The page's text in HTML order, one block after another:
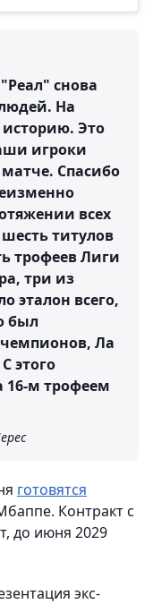
снова
На
Это
игроки
Спасибо
всех
титулов
трофеев Лиги
три из
эталон всего,
был
Ла
этого
16-м трофеем
готовятся
Контракт с
до июня 2029
экс-